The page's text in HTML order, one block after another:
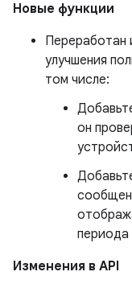
Новые функции
Переработан
улучшения
том числе:
он
периода
Изменения в API